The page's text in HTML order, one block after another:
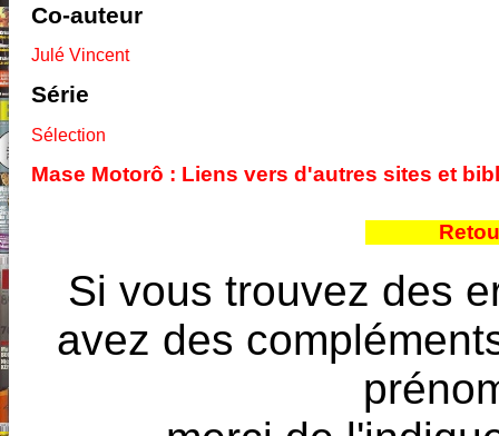
Co-auteur
Julé Vincent
Série
Sélection
Mase Motorô : Liens vers d'autres sites et
Si vous trouvez des
avez des